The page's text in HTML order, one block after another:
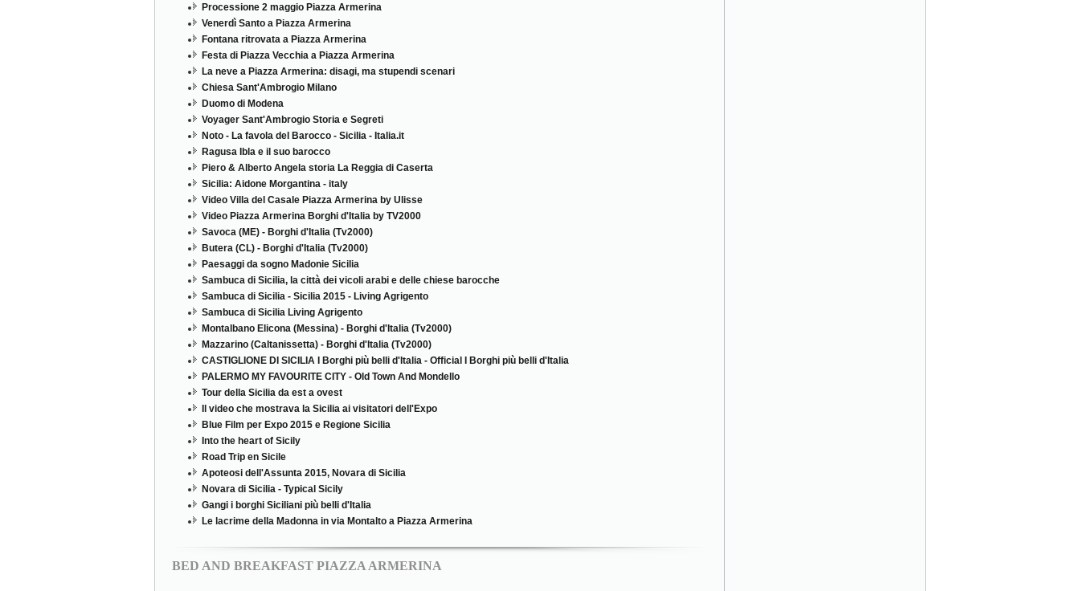
Processione 2 maggio Piazza Armerina
Venerdì Santo a Piazza Armerina
Fontana ritrovata a Piazza Armerina
Festa di Piazza Vecchia a Piazza Armerina
La neve a Piazza Armerina: disagi, ma stupendi scenari
Chiesa Sant'Ambrogio Milano
Duomo di Modena
Voyager Sant'Ambrogio Storia e Segreti
Noto - La favola del Barocco - Sicilia - Italia.it
Ragusa Ibla e il suo barocco
Piero & Alberto Angela storia La Reggia di Caserta
Sicilia: Aidone Morgantina - italy
Video Villa del Casale Piazza Armerina by Ulisse
Video Piazza Armerina Borghi d'Italia by TV2000
Savoca (ME) - Borghi d'Italia (Tv2000)
Butera (CL) - Borghi d'Italia (Tv2000)
Paesaggi da sogno Madonie Sicilia
Sambuca di Sicilia, la città dei vicoli arabi e delle chiese barocche
Sambuca di Sicilia - Sicilia 2015 - Living Agrigento
Sambuca di Sicilia Living Agrigento
Montalbano Elicona (Messina) - Borghi d'Italia (Tv2000)
Mazzarino (Caltanissetta) - Borghi d'Italia (Tv2000)
CASTIGLIONE DI SICILIA I Borghi più belli d'Italia - Official I Borghi più belli d'Italia
PALERMO MY FAVOURITE CITY - Old Town And Mondello
Tour della Sicilia da est a ovest
Il video che mostrava la Sicilia ai visitatori dell'Expo
Blue Film per Expo 2015 e Regione Sicilia
Into the heart of Sicily
Road Trip en Sicile
Apoteosi dell'Assunta 2015, Novara di Sicilia
Novara di Sicilia - Typical Sicily
Gangi i borghi Siciliani più belli d'Italia
Le lacrime della Madonna in via Montalto a Piazza Armerina
BED AND BREAKFAST PIAZZA ARMERINA